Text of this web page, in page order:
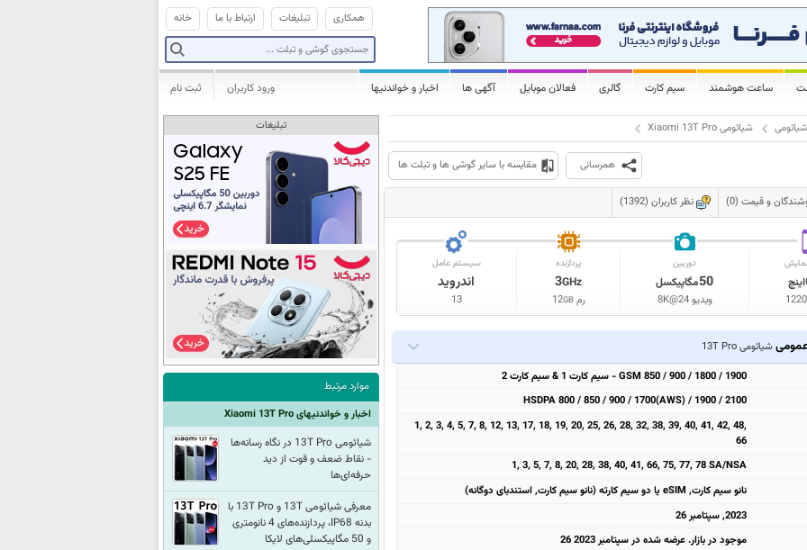
خانه ارتباط با ما تبلیغات همکاری
ساعت هوشمند سیم کارت گالری فعالان موبایل آگهی ها اخبار و خواندنیها ثبت نام ورود کاربران
شیائومی شیائومی Xiaomi 13T Pro
همرسانی مقایسه با سایر گوشی ها و تبلت ها
و قیمت (0) نظر کاربران (1392)
اینچ
دوربین
50مگاپیکسل
ویدیو 8K@24
پردازنده
3GHz
رم 12GB
سیستم عامل
اندروید
13
شیائومی 13T Pro
GSM 850 / 900 / 1800 / 1900 - سیم کارت 1 & سیم کارت 2
HSDPA 800 / 850 / 900 / 1700(AWS) / 1900 / 2100
1, 2, 3, 4, 5, 7, 8, 12, 13, 17, 18, 19, 20, 25, 26, 28, 32, 38, 39, 40, 41, 42, 48,
66
1, 3, 5, 7, 8, 20, 28, 38, 40, 41, 66, 75, 77, 78 SA/NSA
نانو سیم کارت, eSIM یا دو سیم کارته (نانو سیم کارت, استندبای دوگانه)
2023, سپتامبر 26
موجود در بازار. عرضه شده در سپتامبر 2023 26
تبلیغات
موارد مرتبط
اخبار و خواندنیهای Xiaomi 13T Pro
شیائومی 13T Pro‌ در نگاه رسانه‌ها
- نقاط ضعف و قوت از دید
حرفه‌ای‌ها
معرفی شیائومی 13T و 13T Pro با
بدنه IP68، پردازنده‌های 4 نانومتری
و 50 مگاپیکسلی‌های لایکا